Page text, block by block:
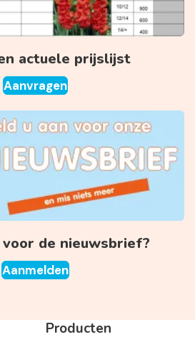
actuele prijslijst
Aanvragen
de nieuwsbrief?
Aanmelden
Producten